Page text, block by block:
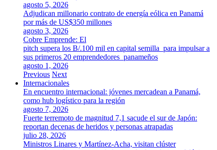
agosto 5, 2026
Adjudican millonario contrato de energía eólica en Panamá
por más de US$350 millones
agosto 3, 2026
Cobre Emprende: El
pitch supera los B/.100 mil en capital semilla para impulsar a
sus primeros 20 emprendedores panameños
agosto 1, 2026
Previous Next
Internacionales
En encuentro internacional: jóvenes mercadean a Panamá,
como hub logístico para la región
agosto 7, 2026
Fuerte terremoto de magnitud 7,1 sacude el sur de Japón:
reportan decenas de heridos y personas atrapadas
julio 28, 2026
Ministros Linares y Martínez-Acha, visitan clúster